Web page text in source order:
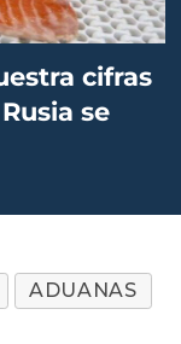
cifras
se
ADUANAS